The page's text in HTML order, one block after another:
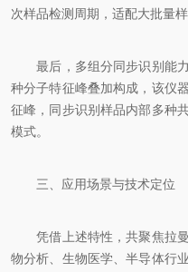
次样品检测周期，适配大批量样
最后，多组分同步识别能力
种分子特征峰叠加构成，该仪
征峰，同步识别样品内部多种
模式。
三、应用场景与技术定位
凭借上述特性，共聚焦拉曼
物分析、生物医学、半导体行